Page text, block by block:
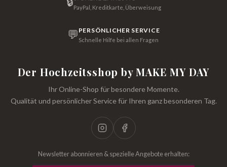
PayPal, Kreditkarte, Überweisung
💬 PERSÖNLICHER SERVICE
Schnelle Hilfe bei allen Fragen
Der Hochzeitsshop by MAKE MY DAY
Ihr Online-Shop für besondere Momente.
Qualität und persönlicher Service für Ihren ganz besonderen Tag.
Newsletter abonnieren & spezielle Angebote erhalten: